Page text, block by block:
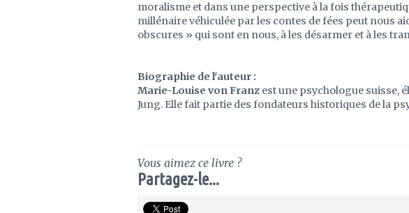
moralisme et dans une perspective à la fois
millénaire véhiculée par les contes de fées peut nous
obscures » qui sont en nous, à les désarmer et à les
Biographie de l'auteur :
Marie-Louise von Franz est une psychologue suisse,
Jung. Elle fait partie des fondateurs historiques de la
Vous aimez ce livre ?
Partagez-le...